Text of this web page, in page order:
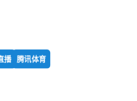
播 腾讯体育